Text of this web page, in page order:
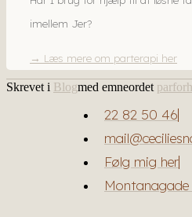
imellem Jer?
→ Læs mere om parterapi her
Skrevet i Blogmed emneordet
22 82 50 46
Følg mig her